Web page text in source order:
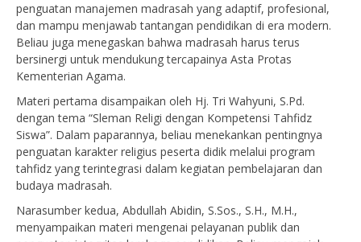
penguatan manajemen madrasah yang adaptif, profesional,
dan mampu menjawab tantangan pendidikan di era modern.
Beliau juga menegaskan bahwa madrasah harus terus
bersinergi untuk mendukung tercapainya Asta Protas
Kementerian Agama.
Materi pertama disampaikan oleh Hj. Tri Wahyuni, S.Pd.
dengan tema “Sleman Religi dengan Kompetensi Tahfidz
Siswa”. Dalam paparannya, beliau menekankan pentingnya
penguatan karakter religius peserta didik melalui program
tahfidz yang terintegrasi dalam kegiatan pembelajaran dan
budaya madrasah.
Narasumber kedua, Abdullah Abidin, S.Sos., S.H., M.H.,
menyampaikan materi mengenai pelayanan publik dan